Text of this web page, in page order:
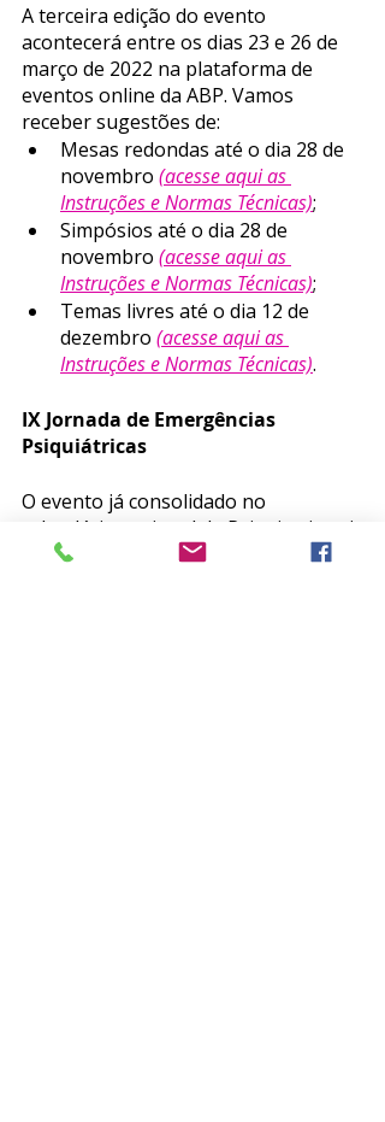
A terceira edição do evento
acontecerá entre os dias 23 e 26 de
março de 2022 na plataforma de
eventos online da ABP. Vamos
receber sugestões de:
Mesas redondas até o dia 28 de
novembro (acesse aqui as
Instruções e Normas Técnicas);
Simpósios até o dia 28 de
novembro (acesse aqui as
Instruções e Normas Técnicas);
Temas livres até o dia 12 de
dezembro (acesse aqui as
Instruções e Normas Técnicas).
IX Jornada de Emergências
Psiquiátricas
O evento já consolidado no
calendário nacional da Psiquiatria vai
acontecer nos dias 01 e 02 de julho